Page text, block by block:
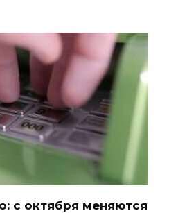
с октября меняются